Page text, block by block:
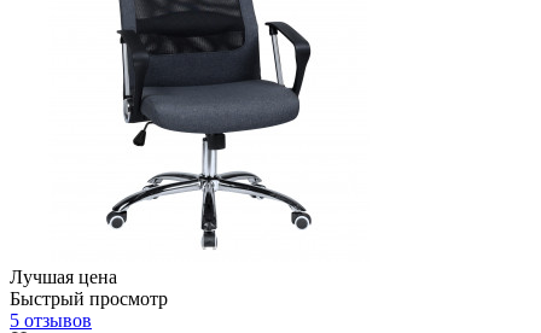
Лучшая цена
Быстрый просмотр
5 отзывов